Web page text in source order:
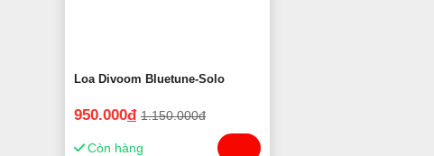
Loa Divoom Bluetune-Solo
950.000đ 1.150.000đ
Còn hàng